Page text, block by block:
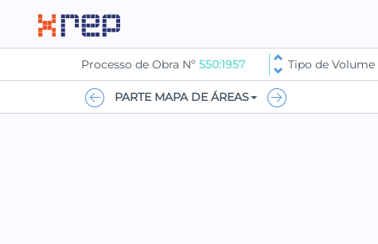
Processo de Obra Nº 550:1957 Tipo de Volume
PARTE MAPA DE ÁREAS